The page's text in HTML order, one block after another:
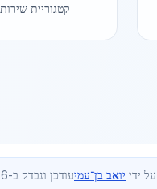
קטגוריית שירות
ידי יואב בן־עמיעודכן ונבדק ב-2026